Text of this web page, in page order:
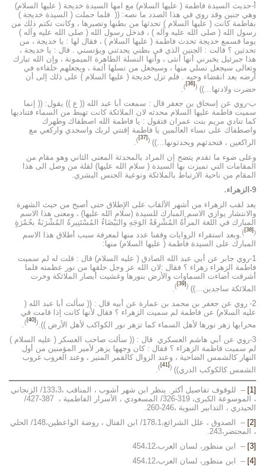
أ-حديث السيدة فاطمة ( عليها السلام) مع امها السيدة خديجة ( عليها السلام)
وهي جنين وقد روي في هذا الصدد ما نصه: (( فلما حملت ( السيدة خديجة )
بفاطمة كانت ( عليها السلام ) تحدثها من بطنها وتصبرها ، وكانت تكتم ذلك من
رسول الله ( صلى الله عليه وآله ) ، فدخل رسول الله ( صلى الله عليه وآله )
يوما فسمع خديجة تحدث فاطمة ( عليها السلام ) ، فقال لها : يا خديجة ، من
تحدثين ؟ قالت : الجنين الذي في بطني يحدثني ويؤنسني . قال : يا خديجة ،
هذا جبرئيل يخبرني أنها أنثى ، وأنها النسلة الطاهرة الميمونة ، وإن الله تبارك
وتعالى سيجعل نسلي منها ، وسيجعل من نسلها أئمة ، ويجعلهم خلفاءه في
أرضه بعد انقضاء وحيه . فلم تزل خديجة ( عليها السلام ) على ذلك إلى أن
حضرت ولادتها…)) (
)
ب-روي عن إسحاق بن جعفر قال : سمعت أبا عبد الله (( ع )) يقول: (( إنما
سميت فاطمة عليها السلام محدثه لان الملائكة كانت تهبط من السماء فتناديها
كما تنادي مريم بنت عمران فتقول : يا فاطمة الله اصطفاك وطهرك
واصطفاك على نساء العالمين يا فاطمة إقنتي لربك واسجدي واركعي مع
الراكعين ، فتحدثهم ويحدثونها…)) (
[37]
)
.
وعلى ضوء ما تقدم يتضح إن المراد بالمحدثة المعنى الثاني وهو مقام من
المقامات التي تميزت بها السيدة ( سلام الله عليها) لقلة من وصل الى هذا
المقام من ناحية الارتباط بالملائكة ونوعية الجنس البشري.
9-الزهراء.
يعد لقب الزهراء من أشهر الألقاب على الإطلاق حتى أصبح من حيث الشهرة
والانتشار يوازي الاسم المبارك للسيدة (سلام الله عليها) ، ومعنى هذا الاسم
المبارك في اللغة المرأَةُ المُشْرِقَةُ الوَجَهِ والبَيْضَاءُ المُسْتَنِيرةُ المُشْرَبَةُ بحُمْرَةٍ
(
[38]
).وبعد استقراء الروايات وقفنا عدد منها لمعرفة سبب أطلاق هذا الاسم
المبارك على السيدة فاطمة ( عليها السلام) منها:
1-روي جابر عن أبي عبد الله الصادق ( عليه السلام) قال : قلت له لم سميت
فاطمة الزهراء زهراء ؟ فقال :لان الله عز وجل خلقها من نور عظمته فلما
أشرقت أضاءت السماوات والأرض بنورها وغشيت أبصار الملائكة وخرت
الملائكة ساجدين…)) (
[39]
)
.
2- روي عن جعفر بن محمد بن عمارة عن أبيه قال : (( سألت أبا عبد الله (
عليه السلام) عن فاطمة لم سميت الزهراء ؟ فقال لأنها كانت إذا قامت في
محرابها زهر نورها لأهل السماء كما تزهر نور الكواكب لأهل الأرض )).(
[40]
)
.
3-روي عن أبي هاشم العسكري قال : (( سألت صاحب العسكر ( عليه السلام )
لم سميت فاطمة الزهراء ؟ فقال : كان وجهها يزهر لأمير المؤمنين من أول
النهار كالشمس الضاحية ، وعند الزوال كالقمر المنير ، وعند الغروب غروب
الشمس كالكوكب الدري)) (
[41]
)
.
[1]
– للوقوف تفاصيل أكثر. ينظر ابن شهر أشوب ، المناقب ،133،3/ الزنجاني
، الموسوعة الكبرى، 319-326/ المسعودي ، الأسرار الفاطمية ، 387-427/
الحيدري ، التدابير النبوية ،246-260.
[2]
– الصدوق ، علل الشرائع،178،1/ ابن الفتال ، روضة الواعظين،148/ الحلي
، المحتضر،243.
[3]
– ابن منظور، لسان العرب،454،12
[4]
– ابن منظور، لسان العرب،454،12